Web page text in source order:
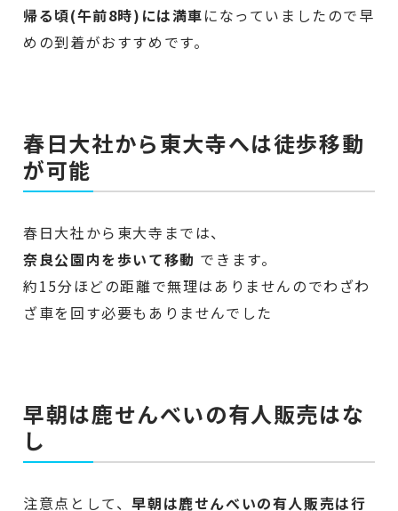
帰る頃(午前8時)には満車になっていましたので早
めの到着がおすすめです。
春日大社から東大寺へは徒歩移動
が可能
春日大社から東大寺までは、
奈良公園内を歩いて移動 できます。
約15分ほどの距離で無理はありませんのでわざわ
ざ車を回す必要もありませんでした
早朝は鹿せんべいの有人販売はな
し
注意点として、早朝は鹿せんべいの有人販売は行